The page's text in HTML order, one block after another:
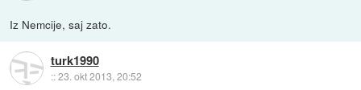
Iz Nemcije, saj zato.
turk1990
::23. okt 2013, 20:52